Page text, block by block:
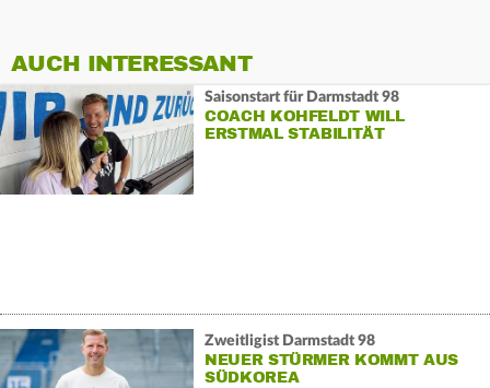
AUCH INTERESSANT
Saisonstart für Darmstadt 98
COACH KOHFELDT WILL
ERSTMAL STABILITÄT
Zweitligist Darmstadt 98
NEUER STÜRMER KOMMT AUS
SÜDKOREA